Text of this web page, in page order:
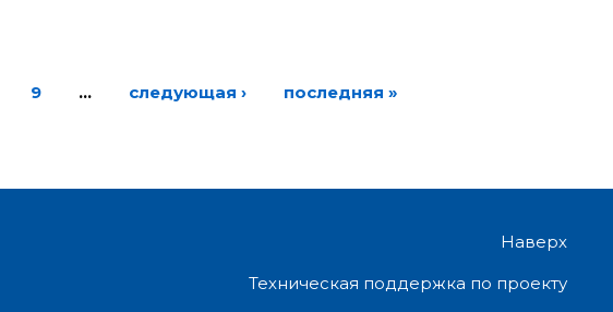
9 … следующая › последняя »
Наверх
Техническая поддержка по проекту